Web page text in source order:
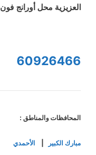
العزيزية محل أورانج فون
60926466
المحافظات والمناطق :
مبارك الكبير الأحمدي